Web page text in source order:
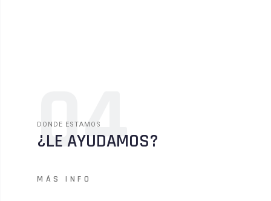
04
DONDE ESTAMOS
¿LE AYUDAMOS?
MÁS INFO